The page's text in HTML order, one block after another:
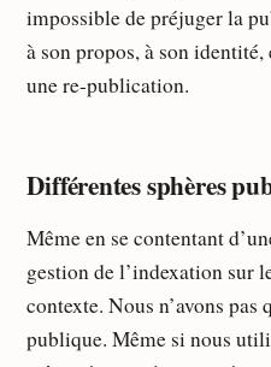
impossible de préjuger la
à son propos, à son
une re-publication.
Différentes sphères
Même en se contentant
gestion de l’indexation sur
contexte. Nous n’avons pas
publique. Même si nous